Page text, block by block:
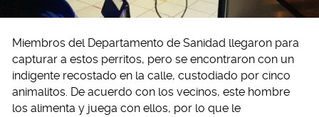
Miembros del Departamento de Sanidad llegaron para
capturar a estos perritos, pero se encontraron con un
indigente recostado en la calle, custodiado por cinco
animalitos. De acuerdo con los vecinos, este hombre
los alimenta y juega con ellos, por lo que le